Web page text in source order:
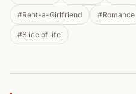
#Rent-a-Girlfriend #Romance
#Slice of life